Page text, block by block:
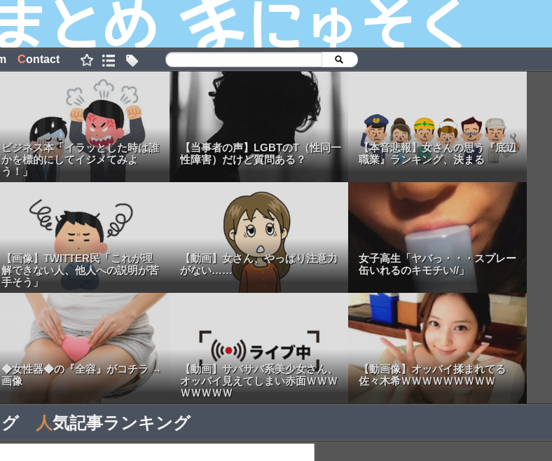
Contact
ビジネス本「イラッとした時は誰
かを標的にしてイジメてみよ
う！」
【当事者の声】LGBTのT（性同一
性障害）だけど質問ある？
【本音悲報】女さんの思う『底辺
職業』ランキング、決まる
【画像】TWITTER民「これが理
解できない人、他人への説明が苦
手そう」
【動画】女さん、やっぱり注意力
がない……
女子高生「ヤバっ・・・スプレー
缶いれるのキモチい//」
◆女性器◆の『全容』がコチラ →
画像
【動画】サバサバ系美少女さん、
オッパイ見えてしまい赤面ＷＷＷ
ＷＷＷＷＷ
【動画像】オッパイ揉まれてる
佐々木希ＷＷＷＷＷＷＷＷＷ
人気記事ランキング